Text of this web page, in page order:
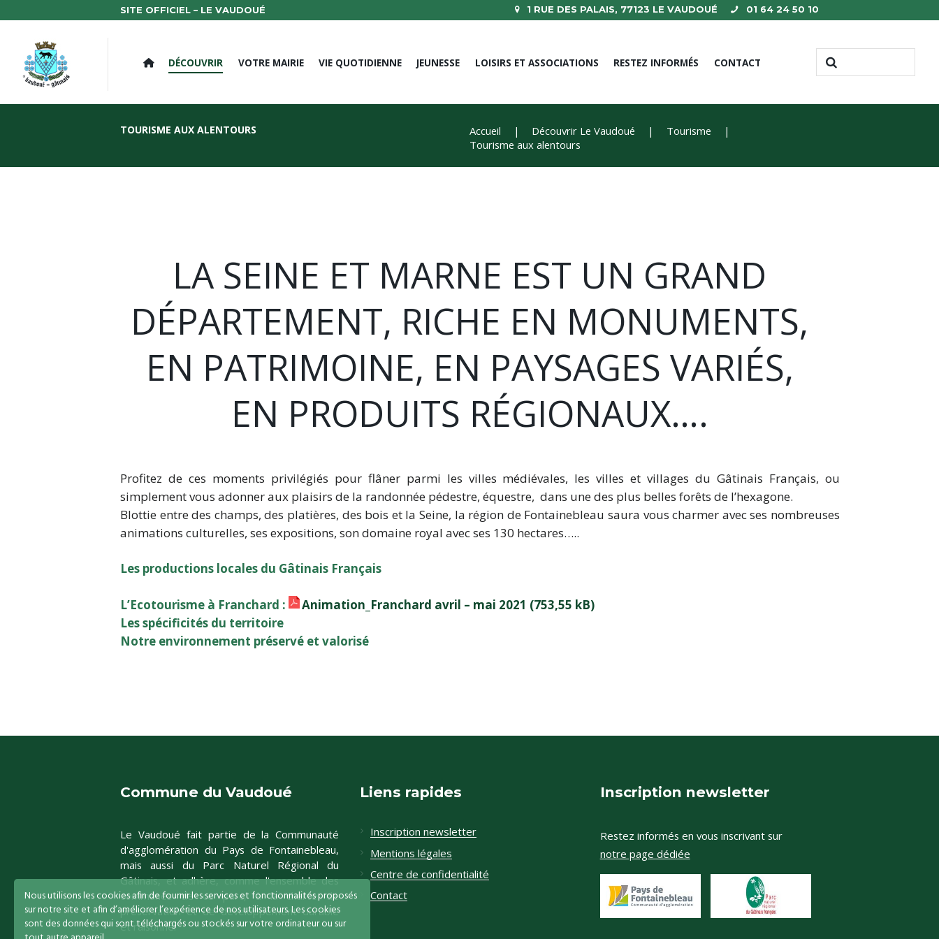
SITE OFFICIEL – LE VAUDOUÉ 1 RUE DES PALAIS, 77123 LE VAUDOUÉ 01 64 24 50 10
DÉCOUVRIR VOTRE MAIRIE VIE QUOTIDIENNE JEUNESSE LOISIRS ET ASSOCIATIONS RESTEZ INFORMÉS CONTACT
TOURISME AUX ALENTOURS Accueil Découvrir Le Vaudoué
Tourisme
Tourisme aux alentours
LA SEINE ET MARNE EST UN GRAND
DÉPARTEMENT, RICHE EN MONUMENTS,
EN PATRIMOINE, EN PAYSAGES VARIÉS,
EN PRODUITS RÉGIONAUX….
Profitez de ces moments privilégiés pour flâner parmi les villes médiévales, les villes et villages du Gâtinais Français, ou
simplement vous adonner aux plaisirs de la randonnée pédestre, équestre, dans une des plus belles forêts de l’hexagone.
Blottie entre des champs, des platières, des bois et la Seine, la région de Fontainebleau saura vous charmer avec ses nombreuses
animations culturelles, ses expositions, son domaine royal avec ses 130 hectares…..
Les productions locales du Gâtinais Français
L’Ecotourisme à Franchard :
Animation_Franchard avril – mai 2021
Les spécificités du territoire
Notre environnement préservé et valorisé
Commune du Vaudoué
Le Vaudoué fait partie de la Communauté
d'agglomération du Pays de Fontainebleau,
mais aussi du Parc Naturel Régional du
Gâtinais, et adhère, comme l'ensemble des
communes de ce parc, à la charte de
préservation et de développement durable
et raisonné.
Liens rapides
Inscription newsletter
Mentions légales
Centre de confidentialité
Contact
Inscription newsletter
Restez informés en vous inscrivant sur
notre page dédiée
Nous utilisons les cookies afin de fournir les services et fonctionnalités proposés
sur notre site et afin d’améliorer l’expérience de nos utilisateurs. Les cookies
sont des données qui sont téléchargés ou stockés sur votre ordinateur ou sur